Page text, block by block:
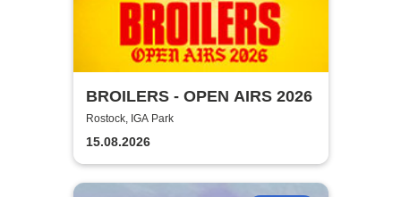
BROILERS - OPEN AIRS 2026
Rostock, IGA Park
15.08.2026